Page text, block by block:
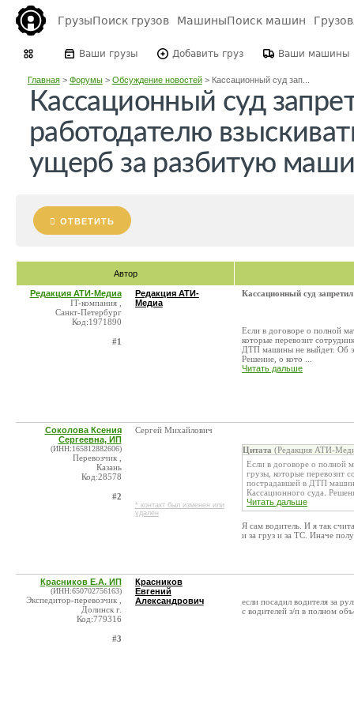
ГрузыПоиск грузов МашиныПоиск машин
Ваши грузы Добавить груз Ваши машины
Главная> Форумы> Обсуждение новостей> Кассационный суд зап...
Кассационный суд
работодателю
ущерб за разбитую
ОТВЕТИТЬ
Автор
Редакция АТИ-Медиа
IT-компания ,
Санкт-Петербург
Код:1971890
#1
Редакция АТИ-
Медиа
Кассационный суд
Если в договоре о полной
которые перевозит
ДТП машины не выйдет. Об
Решение, о кото ...
Читать дальше
Соколова Ксения
Сергеевна, ИП
(ИНН:165812882606)
Перевозчик ,
Казань
Код:28578
#2
Сергей Михайлович
* контакт был изменен или
удален
Цитата (Редакция АТИ-
Если в договоре о полной
грузы, которые перевозит
пострадавшей в ДТП
Кассационного суда.
Читать дальше
Я сам водитель. И я так
и за груз и за ТС. Иначе
Красников Е.А. ИП
(ИНН:650702756163)
Экспедитор-перевозчик ,
Долинск г.
Код:779316
#3
Красников
Евгений
Александрович
если посадил водителя за
с водителей з/п в полном